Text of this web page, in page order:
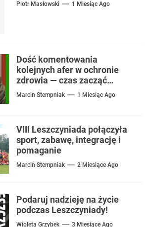
Piotr Masłowski 1 Miesiąc Ago
Dość komentowania
kolejnych afer w ochronie
zdrowia — czas zacząć
mówić o rozwiązaniach
Marcin Stempniak 1 Miesiąc Ago
VIII Leszczyniada połączyła
sport, zabawę, integrację i
pomaganie
Marcin Stempniak 2 Miesiące Ago
Podaruj nadzieję na życie
podczas Leszczyniady!
Wioleta Grzybek 3 Miesiące Ago